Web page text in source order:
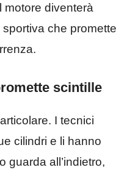
motore diventerà
che promette
scintille
I tecnici
cilindri e li hanno
guarda all’indietro,